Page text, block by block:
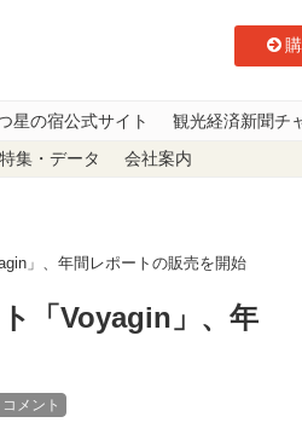
星の宿公式サイト 観光経済新聞チ
特集・データ 会社案内
」、年間レポートの販売を開始
「Voyagin」、年